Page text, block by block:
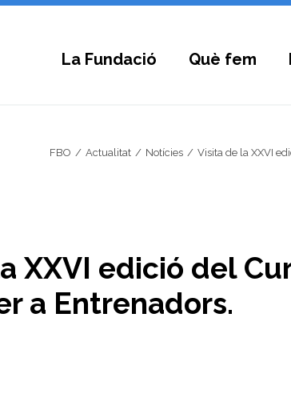
La Fundació Què fem
FBO Actualitat Notícies Visita de la XXVI
XXVI edició del
a Entrenadors.